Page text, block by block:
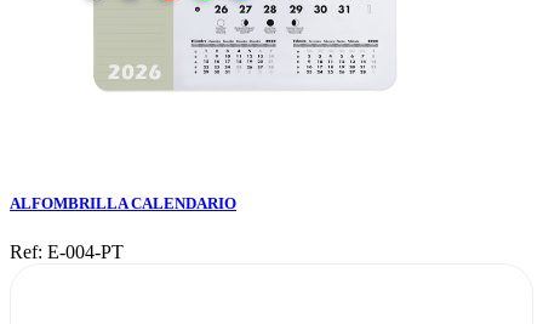
ALFOMBRILLA CALENDARIO
Ref: E-004-PT